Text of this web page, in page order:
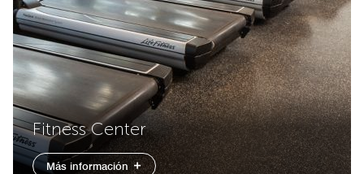
Fitness Center
Más información